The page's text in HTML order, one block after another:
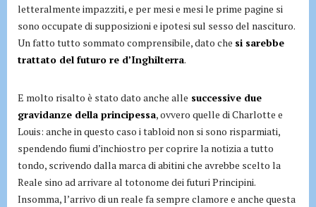
letteralmente impazziti, e per mesi e mesi le prime pagine si
sono occupate di supposizioni e ipotesi sul sesso del nascituro.
Un fatto tutto sommato comprensibile, dato che si sarebbe
trattato del futuro re d’Inghilterra.
E molto risalto è stato dato anche alle successive due
gravidanze della principessa, ovvero quelle di Charlotte e
Louis: anche in questo caso i tabloid non si sono risparmiati,
spendendo fiumi d’inchiostro per coprire la notizia a tutto
tondo, scrivendo dalla marca di abitini che avrebbe scelto la
Reale sino ad arrivare al totonome dei futuri Principini.
Insomma, l’arrivo di un reale fa sempre clamore e anche questa